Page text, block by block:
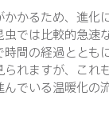
かかるため、進化
では比較的急速
間の経過ととも
られますが、これ
でいる温暖化の